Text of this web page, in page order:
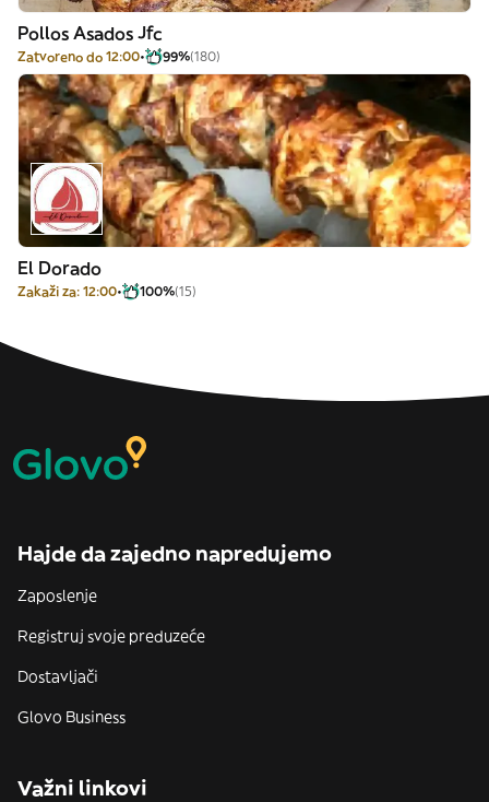
Pollos Asados Jfc
Zatvoreno do 12:00 99%(180)
El Dorado
Zakaži za: 12:00 100%(15)
Hajde da zajedno napredujemo
Zaposlenje
Registruj svoje preduzeće
Dostavljači
Glovo Business
Važni linkovi